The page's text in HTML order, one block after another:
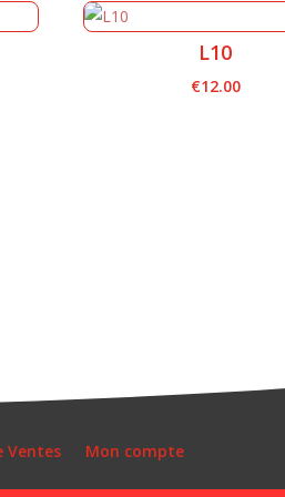
L10
€12.00
Ventes Mon compte